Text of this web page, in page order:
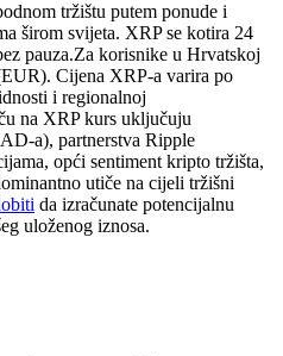
tržištu putem ponude i
širom svijeta. XRP se kotira 24
pauza.Za korisnike u Hrvatskoj
Cijena XRP-a varira po
i regionalnoj
na XRP kurs uključuju
a), partnerstva Ripple
opći sentiment kripto tržišta,
utiče na cijeli tržišni
da izračunate potencijalnu
uloženog iznosa.